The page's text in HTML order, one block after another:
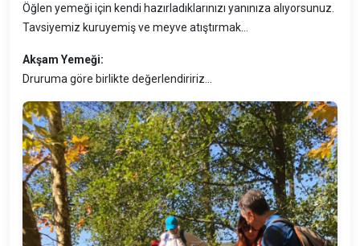
Öğlen yemeği için kendi hazırladıklarınızı yanınıza alıyorsunuz.
Tavsiyemiz kuruyemiş ve meyve atıştırmak…
Akşam Yemeği:
Druruma göre birlikte değerlendiririz...